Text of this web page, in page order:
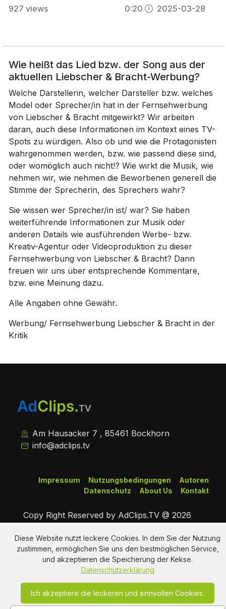
Diese Website nutzt leckere Cookies. In dem Sie der Nutzung
zustimmen, ermöglichen Sie uns den bestmöglichen Service,
und akzeptieren die Speicherung der Kekse.
Datenschutzerklärung
Ich akzeptiere die leckeren und sinnvollen Cookies.
927 views 0:20 2025-03-28
Wie heißt das Lied bzw. der Song aus der
aktuellen Liebscher & Bracht-Werbung?
Welche Darstellerin, welcher Darsteller bzw. welches
Model oder Sprecher/in hat in der Fernsehwerbung
von Liebscher & Bracht mitgewirkt? Wir arbeiten
daran, auch diese Informationen im Kontext eines TV-
Spots zu würdigen. Also ob und wie die Protagonisten
wahrgenommen werden, bzw. wie passend diese sind,
oder womöglich auch nicht!? Wie wirkt die Musik, wie
nehmen wir, wie nehmen die Beworbenen generell die
Stimme der Sprecherin, des Sprechers wahr?
Sie wissen wer Sprecher/in ist/ war? Sie haben
weiterführende Informationen zur Musik oder
anderen Details wie ausführenden Werbe- bzw.
Kreativ-Agentur oder Videoproduktion zu dieser
Fernsehwerbung von Liebscher & Bracht? Dann
freuen wir uns über entsprechende Kommentare,
bzw. eine Meinung dazu.
Alle Angaben ohne Gewähr.
Werbung/ Fernsehwerbung Liebscher & Bracht in der
Kritik
Am Hausacker 7 , 85461 Bockhorn
info@adclips.tv
Autoren
Nutzungsbedingungen
Impressum
Kontakt
About Us
Datenschutz
Copy Right Reserved by AdClips.TV @ 2026